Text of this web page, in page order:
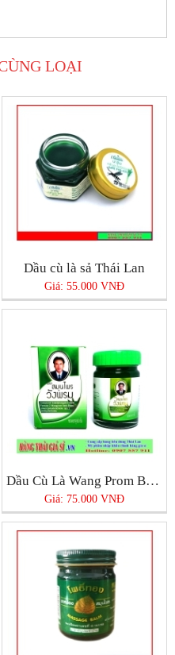
LOẠI
Dầu cù là sả Thái Lan
Giá: 55.000 VNĐ
Dầu Cù Là Wang Prom Balm
Giá: 75.000 VNĐ